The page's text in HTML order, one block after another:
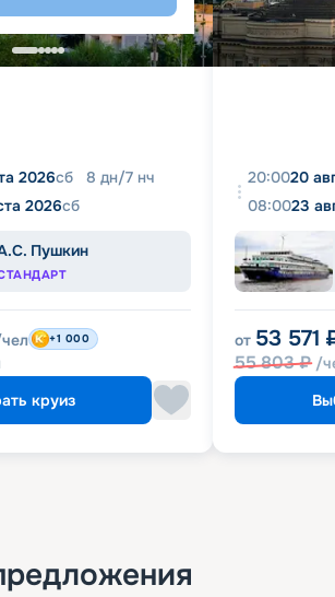
2026сб 8 дн/7 нч
2026сб
Пушкин
+1 000
круиз
20:0020
08:0023
от 53 571
55 803₽ /